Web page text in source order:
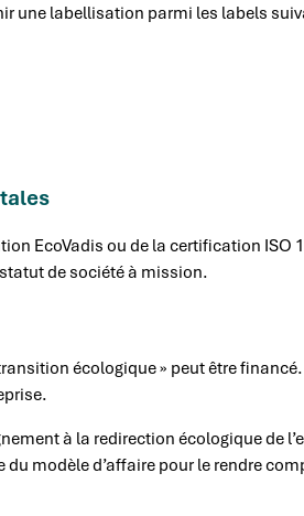
une labellisation parmi les labels
EcoVadis ou de la certification ISO
de société à mission.
écologique » peut être
à la redirection écologique de
modèle d’affaire pour le rendre